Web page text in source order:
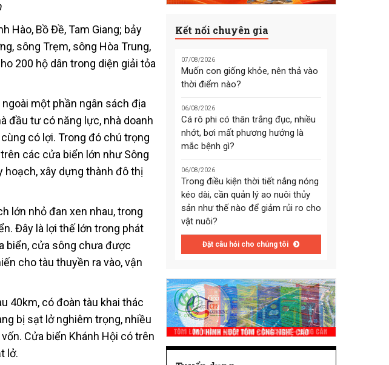
Hào, Bồ Đề, Tam Giang; bảy
sông Trẹm, sông Hòa Trung,
200 hộ dân trong diện giải tỏa
một phần ngân sách địa
đầu tư có năng lực, nhà doanh
có lợi. Trong đó chú trọng
các cửa biển lớn như Sông
xây dựng thành đô thị
lớn nhỏ đan xen nhau, trong
Đây là lợi thế lớn trong phát
biển, cửa sông chưa được
cho tàu thuyền ra vào, vận
40km, có đoàn tàu khai thác
bị sạt lở nghiêm trọng, nhiều
Cửa biển Khánh Hội có trên
lở.
Kết nối chuyên gia
07/08/2026
Muốn con giống khỏe, nên thả vào
thời điểm nào?
06/08/2026
Cá rô phi có thân trắng đục, nhiều
nhớt, bơi mất phương hướng là
mắc bệnh gì?
06/08/2026
Trong điều kiện thời tiết nắng nóng
kéo dài, cần quản lý ao nuôi thủy
sản như thế nào để giảm rủi ro cho
vật nuôi?
Đặt câu hỏi cho chúng tôi